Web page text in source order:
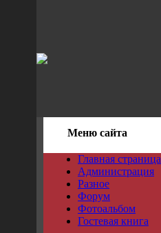
Меню сайта
Главная страница
Администрация
Разное
Форум
Фотоальбом
Гостевая книга